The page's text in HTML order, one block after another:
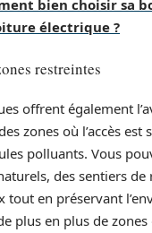
bien choisir sa
électrique ?
restreintes
offrent également
zones où l’accès est
polluants. Vous
des sentiers de
tout en préservant
plus en plus de zones